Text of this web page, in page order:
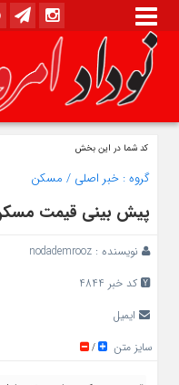
کد شما در این بخش
گروه : خبر اصلی / مسکن
پیش بینی قیمت مسکن
نویسنده : nodademrooz
کد خبر 4844
ایمیل
سایز متن
/